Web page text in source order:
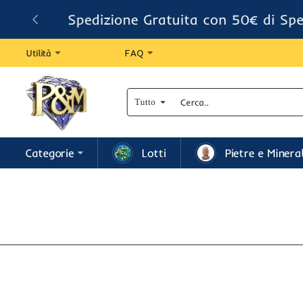
Spedizione Gratuita con 50€ di
Utilità FAQ
Tutto
Cerca..
Categorie Lotti Pietre e